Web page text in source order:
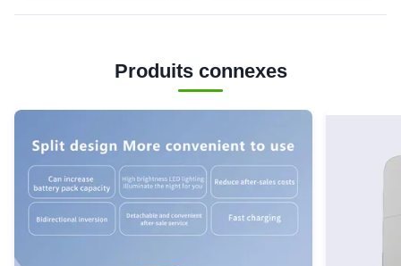
Produits connexes